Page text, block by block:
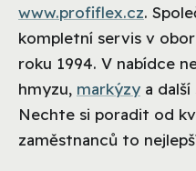
www.profiflex.cz.
kompletní servis v
roku 1994. V nabídce
hmyzu, markýzy a
Nechte si poradit od
zaměstnanců to